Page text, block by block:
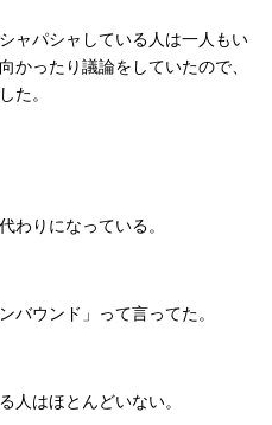
ャパシャしている人は一人もい
かったり議論をしていたので、
た。
わりになっている。
バウンド」って言ってた。
人はほとんどいない。